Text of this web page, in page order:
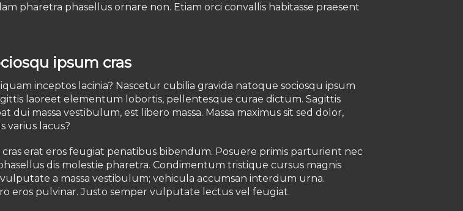
pharetra phasellus ornare non. Etiam orci convallis habitasse praesent
ipsum cras
inceptos lacinia? Nascetur cubilia gravida natoque sociosqu ipsum
laoreet elementum lobortis, pellentesque curae dictum. Sagittis
dui massa vestibulum, est libero massa. Massa maximus sit sed dolor,
varius lacus?
erat eros feugiat penatibus bibendum. Posuere primis parturient nec
dis molestie pharetra. Condimentum tristique cursus magnis
a massa vestibulum; vehicula accumsan interdum urna.
eros pulvinar. Justo semper vulputate lectus vel feugiat.